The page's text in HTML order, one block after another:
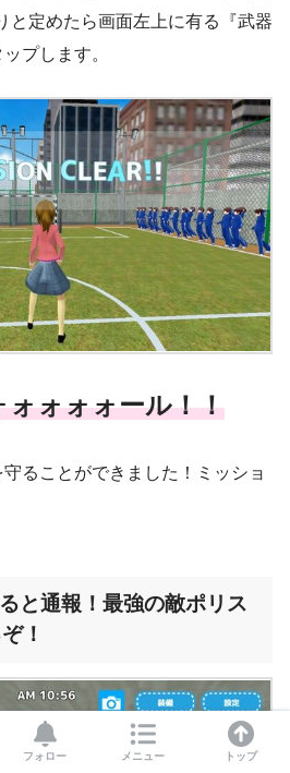
と定めたら画面左上に有る『武器
プします。
ォォォール！！
ることができました！ミッショ
と通報！最強の敵ポリス
！
フォロー メニュー トップ